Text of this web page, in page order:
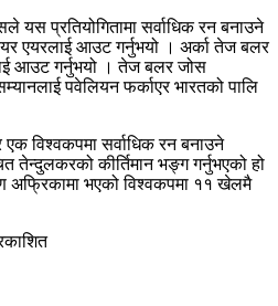
यस प्रतियोगितामा सर्वाधिक रन बनाउने
एयरलाई आउट गर्नुभयो । अर्का तेज बलर
आउट गर्नुभयो । तेज बलर जोस
पवेलियन फर्काएर भारतको पालि
विश्वकपमा सर्वाधिक रन बनाउने
तेन्दुलकरको कीर्तिमान भङ्ग गर्नुभएको हो
अफ्रिकामा भएको विश्वकपमा ११ खेलमै